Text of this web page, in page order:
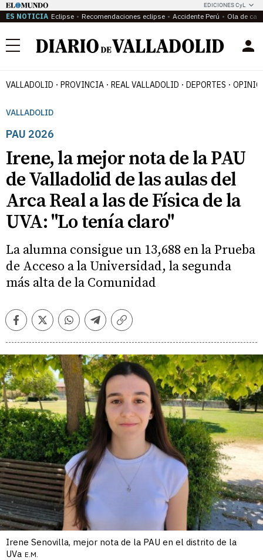
EDICIONES CyL
ES NOTICIA Eclipse Recomendaciones eclipse Accidente Perú Ola de
Menú
VALLADOLID PROVINCIA REAL VALLADOLID DEPORTES
VALLADOLID
PAU 2026
Irene, la mejor nota de la PAU
de Valladolid de las aulas del
Arca Real a las de Física de la
UVA: "Lo tenía claro"
La alumna consigue un 13,688 en la Prueba
de Acceso a la Universidad, la segunda
más alta de la Comunidad
FacebookTwitterWhatsappTelegramCopiar
Irene Senovilla, mejor nota de la PAU en el distrito de la
UVa E.M.